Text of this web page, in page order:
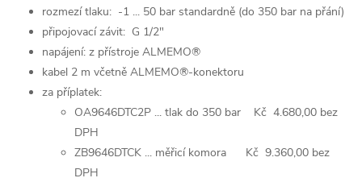
rozmezí tlaku: -1 ... 50 bar standardně (do 350 bar na přání)
připojovací závit: G 1/2"
napájení: z přístroje ALMEMO®
kabel 2 m včetně ALMEMO®-konektoru
za příplatek:
OA9646DTC2P ... tlak do 350 bar Kč 4.680,00 bez
DPH
ZB9646DTCK ... měřicí komora Kč 9.360,00 bez
DPH